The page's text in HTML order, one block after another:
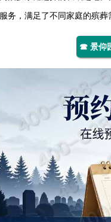
务，满足了不同家庭的殡葬
☎ 景仰